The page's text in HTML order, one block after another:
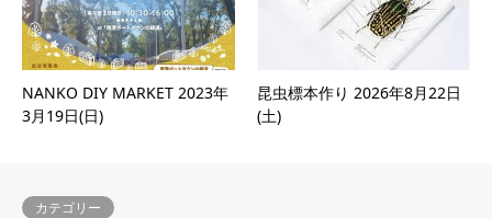
NANKO DIY MARKET 2023年
3月19日(日)
昆虫標本作り 2026年8月22日
(土)
カテゴリー